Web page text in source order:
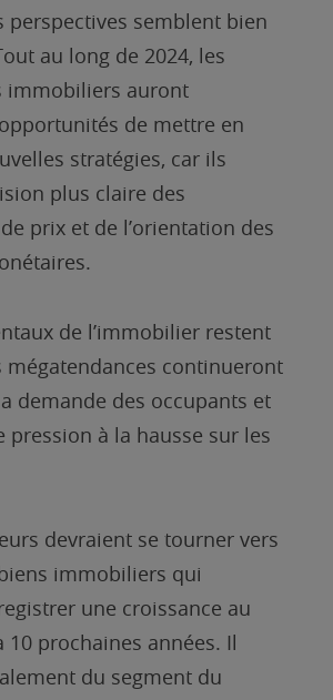
perspectives semblent bien
au long de 2024, les
immobiliers auront
de mettre en
stratégies, car ils
plus claire des
prix et de l’orientation des
de l’immobilier restent
mégatendances continueront
demande des occupants et
pression à la hausse sur les
devraient se tourner vers
immobiliers qui
une croissance au
10 prochaines années. Il
du segment du